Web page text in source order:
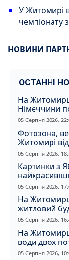
У Житомирі
чемпіонату
НОВИНИ
ОСТАННІ
На
Німеччини
05 Серпня 2026,
Фотозона,
Житомирі
05 Серпня 2026,
Картинки з
святом
05 Серпня 2026,
На
житловий
05 Серпня 2026,
На
води двох
05 Серпня 2026,